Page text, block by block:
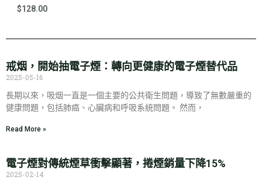
$128.00
戒烟，開始抽電子煙：轉向更健康的電子煙替代品
2025-05-16
長期以來，吸烟一直是一個主要的公共衛生問題，導致了無數嚴重的
健康問題，包括肺癌、心臟病和呼吸系統問題。 然而，
Read More »
電子煙對傳統煙草衝擊顯著，捲煙銷量下降15%
2025-02-14